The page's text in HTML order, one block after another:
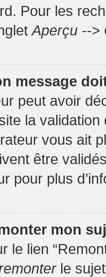
Pour les
Aperçu -->
message
peut avoir
la
vous ait
être
pour plus
mon
le lien
le